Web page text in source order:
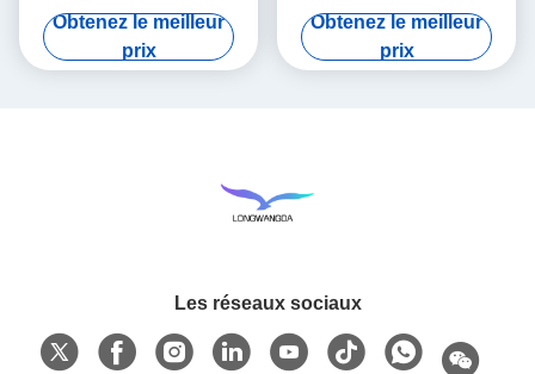
de HME
Obtenez le meilleur
prix
bactériens de BEF 99,99%
Obtenez le meilleur
prix
Les réseaux sociaux